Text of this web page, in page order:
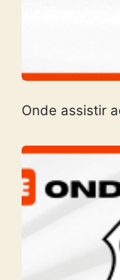
Onde assistir